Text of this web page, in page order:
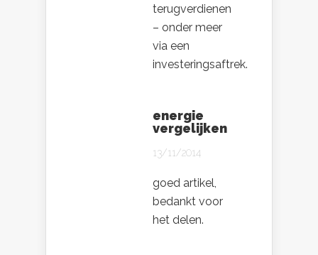
terugverdienen
– onder meer
via een
investeringsaftrek.
energie
vergelijken
13/11/2014
goed artikel,
bedankt voor
het delen.